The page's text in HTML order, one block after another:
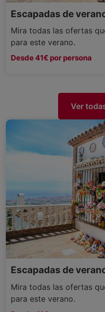
Escapadas de
Mira todas las ofertas
para este verano.
Desde 41€ por persona
Ver
Escapadas de
Mira todas las ofertas
para este verano.